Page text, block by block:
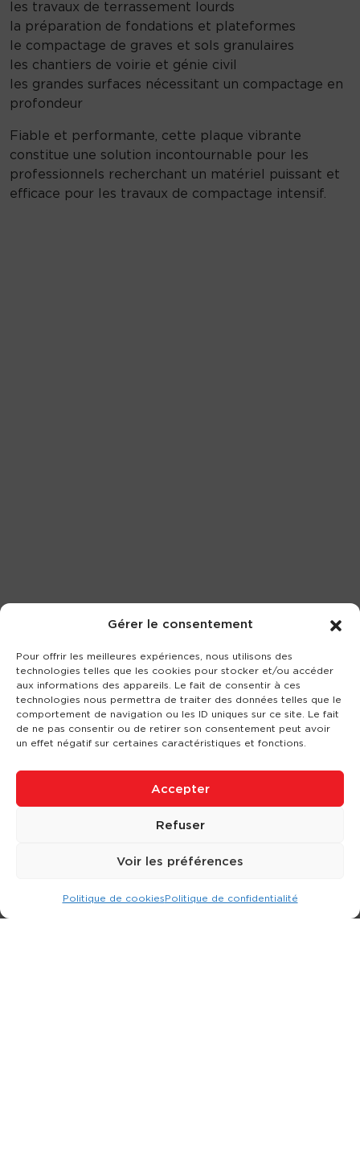
Gérer le consentement
Pour offrir les meilleures expériences, nous utilisons des
technologies telles que les cookies pour stocker et/ou accéder
aux informations des appareils. Le fait de consentir à ces
technologies nous permettra de traiter des données telles que le
comportement de navigation ou les ID uniques sur ce site. Le fait
de ne pas consentir ou de retirer son consentement peut avoir
un effet négatif sur certaines caractéristiques et fonctions.
Accepter
Refuser
Voir les préférences
Politique de cookiesPolitique de confidentialité
les travaux de terrassement lourds
la préparation de fondations et plateformes
le compactage de graves et sols granulaires
les chantiers de voirie et génie civil
les grandes surfaces nécessitant un compactage en
profondeur
Fiable et performante, cette plaque vibrante
constitue une solution incontournable pour les
professionnels recherchant un matériel puissant et
efficace pour les travaux de compactage intensif.